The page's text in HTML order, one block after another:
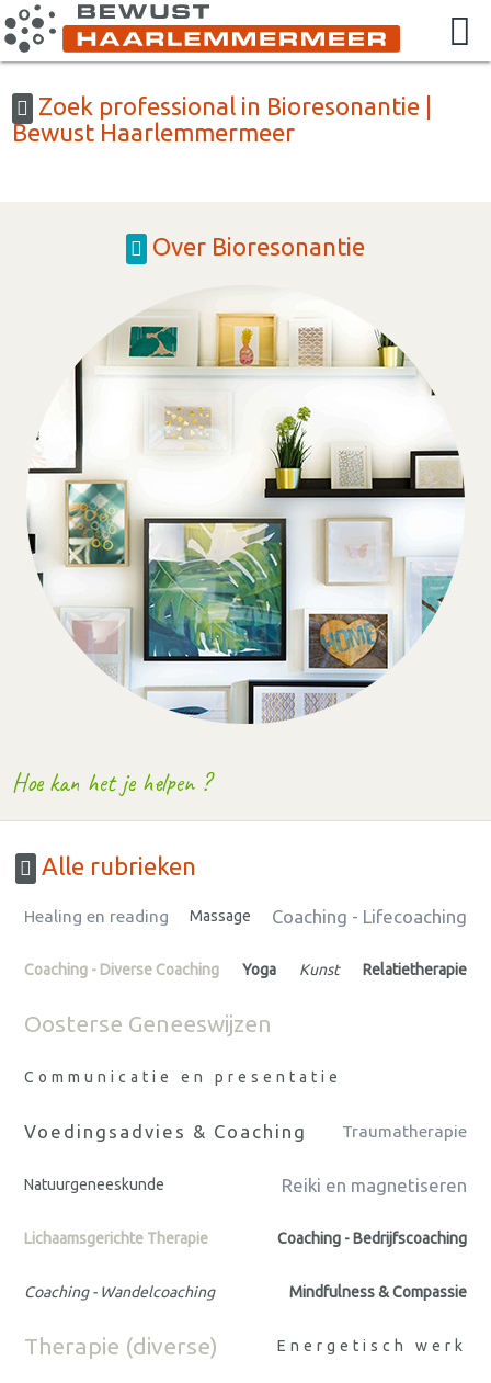
Zoek professional in Bioresonantie |
Bewust Haarlemmermeer
Over Bioresonantie
Hoe kan het je helpen ?
Alle rubrieken
Healing en reading Massage Coaching - Lifecoaching
Coaching - Diverse Coaching Yoga Kunst Relatietherapie
Oosterse Geneeswijzen
Communicatie en presentatie
Voedingsadvies & Coaching Traumatherapie
Natuurgeneeskunde Reiki en magnetiseren
Lichaamsgerichte Therapie Coaching - Bedrijfscoaching
Coaching - Wandelcoaching Mindfulness & Compassie
Therapie (diverse) Energetisch werk